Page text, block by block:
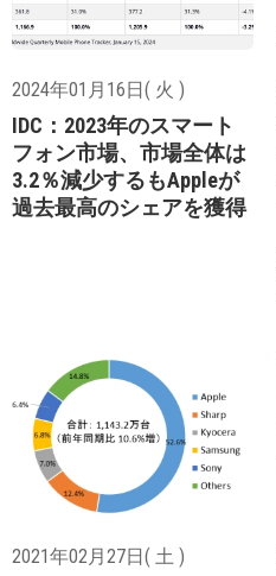
2024年01月16日( 火 )
IDC：2023年のスマート
フォン市場、市場全体は
3.2％減少するもAppleが
過去最高のシェアを獲得
2021年02月27日( 土 )